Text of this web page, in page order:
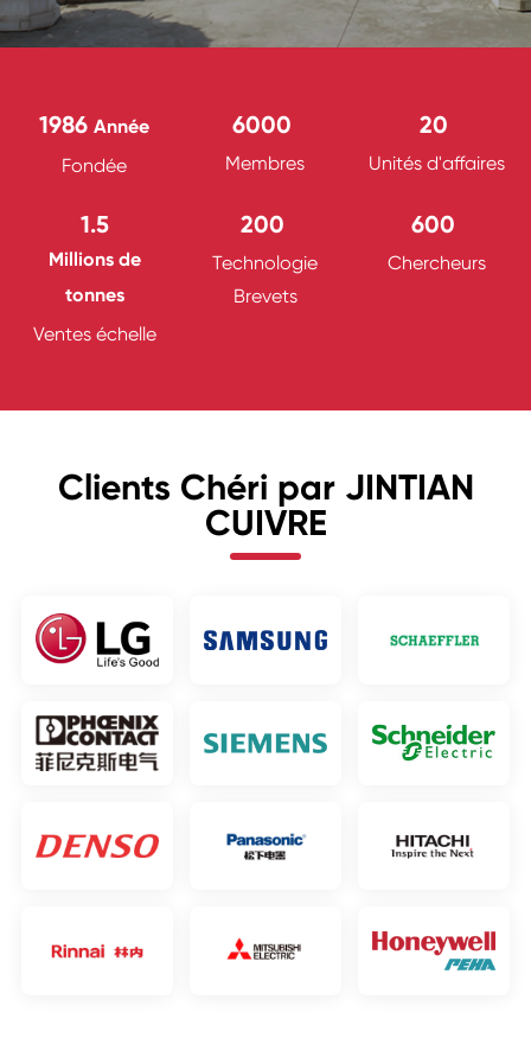
1986Année
Fondée
6000
Membres
20
Unités d'affaires
1.5
Millions de
tonnes
Ventes échelle
200
Technologie
Brevets
600
Chercheurs
Clients Chéri par JINTIAN
CUIVRE